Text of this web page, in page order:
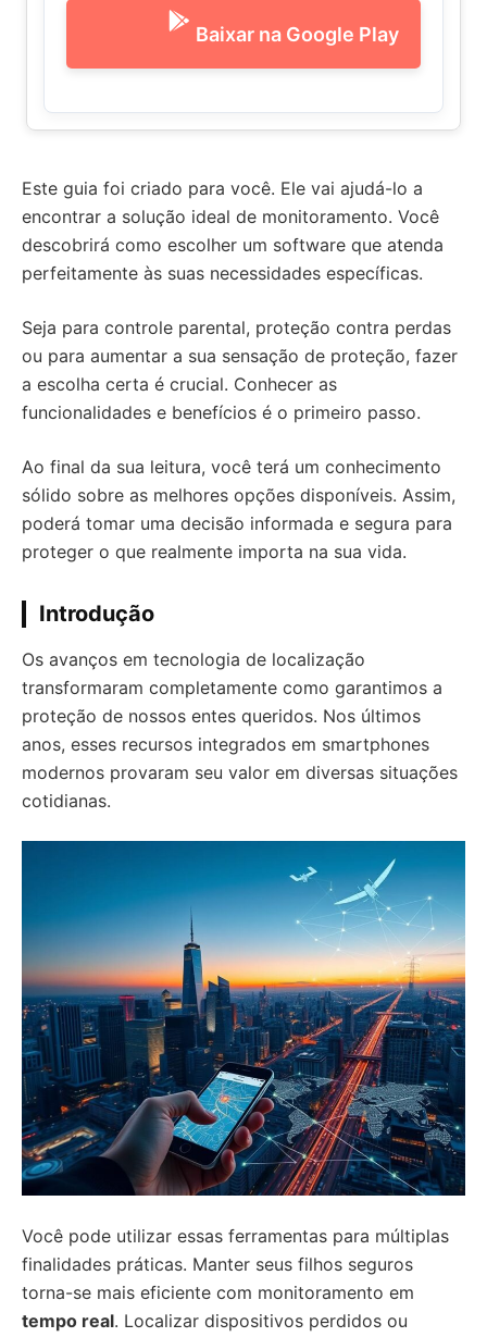
Baixar na Google Play
Este guia foi criado para você. Ele vai ajudá-lo a
encontrar a solução ideal de monitoramento. Você
descobrirá como escolher um software que atenda
perfeitamente às suas necessidades específicas.
Seja para controle parental, proteção contra perdas
ou para aumentar a sua sensação de proteção, fazer
a escolha certa é crucial. Conhecer as
funcionalidades e benefícios é o primeiro passo.
Ao final da sua leitura, você terá um conhecimento
sólido sobre as melhores opções disponíveis. Assim,
poderá tomar uma decisão informada e segura para
proteger o que realmente importa na sua vida.
Introdução
Os avanços em tecnologia de localização
transformaram completamente como garantimos a
proteção de nossos entes queridos. Nos últimos
anos, esses recursos integrados em smartphones
modernos provaram seu valor em diversas situações
cotidianas.
Você pode utilizar essas ferramentas para múltiplas
finalidades práticas. Manter seus filhos seguros
torna-se mais eficiente com monitoramento em
tempo real. Localizar dispositivos perdidos ou